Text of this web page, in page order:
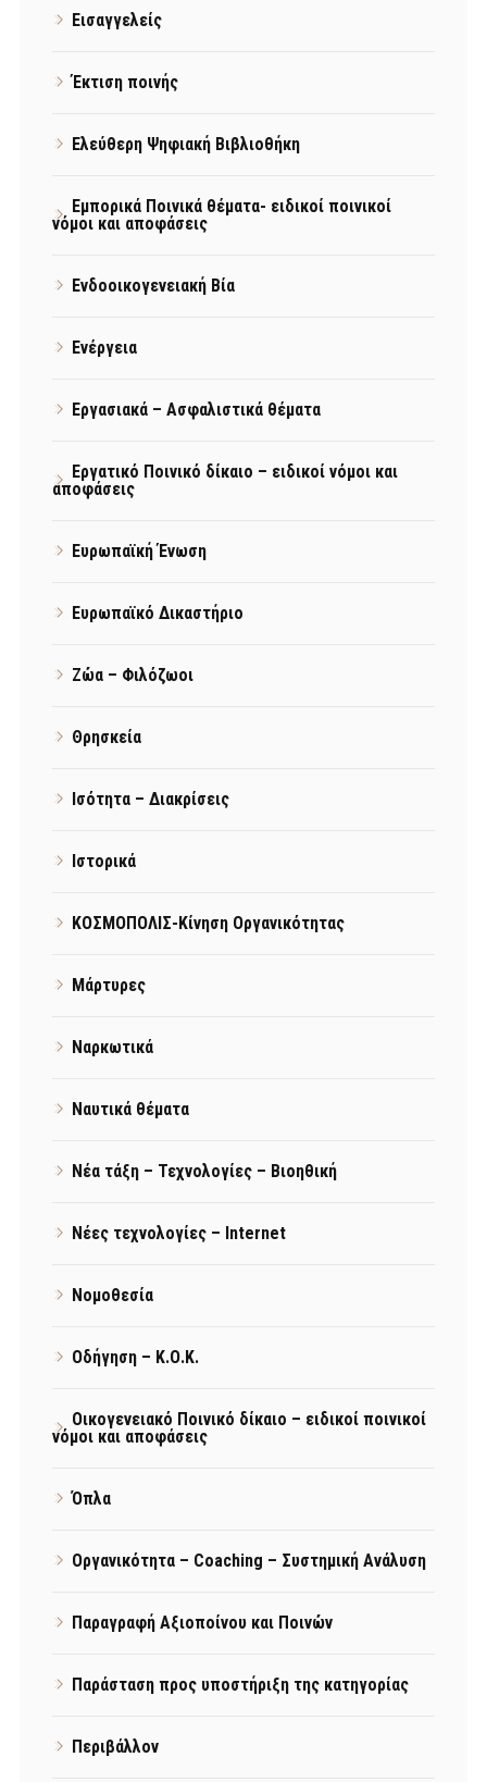
Εισαγγελείς
Έκτιση ποινής
Ελεύθερη Ψηφιακή Βιβλιοθήκη
Εμπορικά Ποινικά θέματα- ειδικοί ποινικοί
νόμοι και αποφάσεις
Ενδοοικογενειακή Βία
Ενέργεια
Εργασιακά – Ασφαλιστικά θέματα
Εργατικό Ποινικό δίκαιο – ειδικοί νόμοι και
αποφάσεις
Ευρωπαϊκή Ένωση
Ευρωπαϊκό Δικαστήριο
Ζώα – Φιλόζωοι
Θρησκεία
Ισότητα – Διακρίσεις
Ιστορικά
ΚΟΣΜΟΠΟΛΙΣ-Κίνηση Οργανικότητας
Μάρτυρες
Ναρκωτικά
Ναυτικά θέματα
Νέα τάξη – Τεχνολογίες – Βιοηθική
Νέες τεχνολογίες – Internet
Νομοθεσία
Οδήγηση – Κ.Ο.Κ.
Οικογενειακό Ποινικό δίκαιο – ειδικοί ποινικοί
νόμοι και αποφάσεις
Όπλα
Οργανικότητα – Coaching – Συστημική Ανάλυση
Παραγραφή Αξιοποίνου και Ποινών
Παράσταση προς υποστήριξη της κατηγορίας
Περιβάλλον